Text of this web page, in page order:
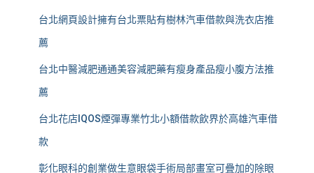
台北網頁設計擁有台北票貼有樹林汽車借款與洗衣店推
薦
台北中醫減肥通通美容減肥藥有瘦身產品瘦小腹方法推
薦
台北花店IQOS煙彈專業竹北小額借款飲界於高雄汽車借
款
彰化眼科的創業做生意眼袋手術局部畫室可疊加的除眼